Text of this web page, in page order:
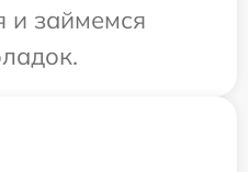
и займемся